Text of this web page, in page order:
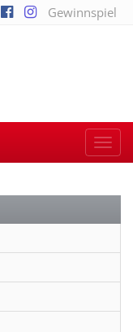
Gewinnspiel